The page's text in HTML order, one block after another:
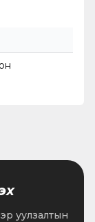
уулзалтын